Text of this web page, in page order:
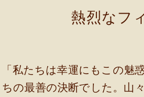
熱烈なフ
「私たちは幸運にもこの魅
ちの最善の決断でした。山